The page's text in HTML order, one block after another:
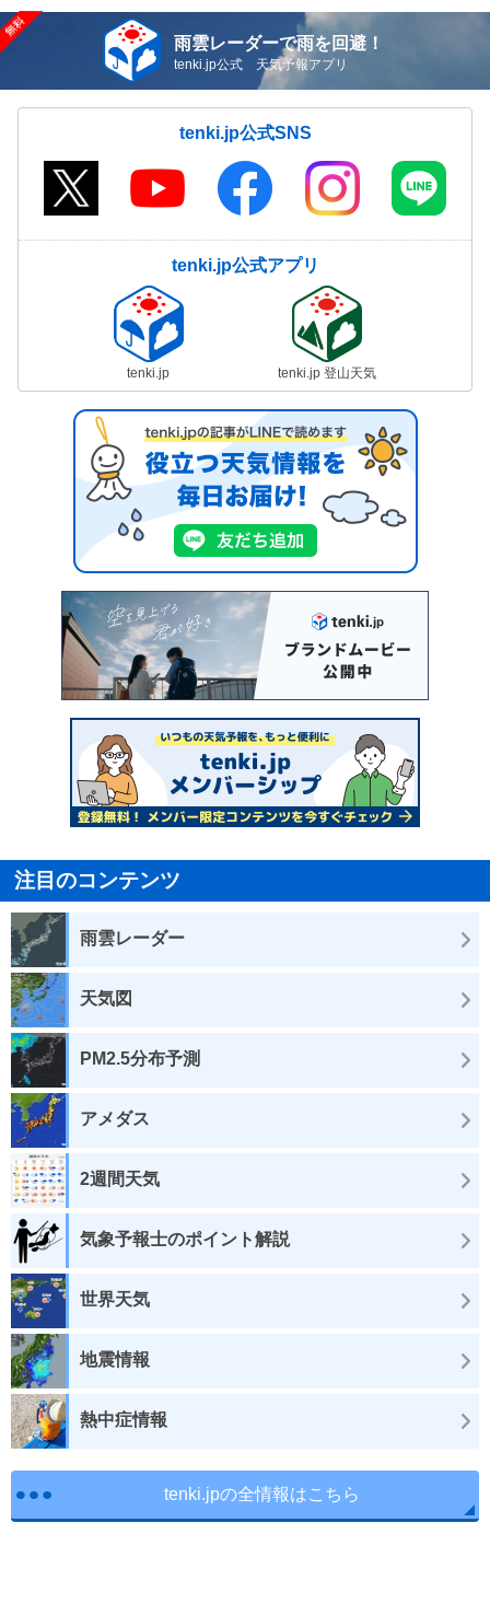
雨雲レーダーで雨を回避！
tenki.jp公式 天気予報アプリ
tenki.jp公式SNS
tenki.jp公式アプリ
tenki.jp tenki.jp 登山天気
注目のコンテンツ
雨雲レーダー
天気図
PM2.5分布予測
アメダス
2週間天気
気象予報士のポイント解説
世界天気
地震情報
熱中症情報
tenki.jpの全情報はこちら